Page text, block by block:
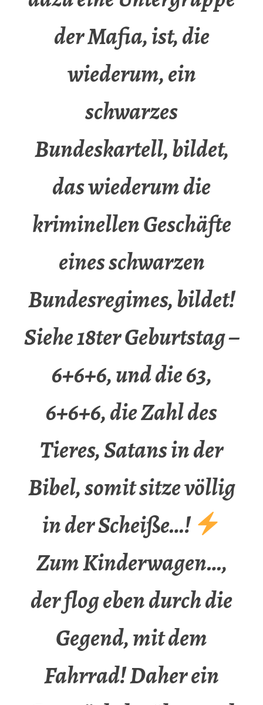
der Mafia, ist, die
wiederum, ein
schwarzes
Bundeskartell, bildet,
das wiederum die
kriminellen Geschäfte
eines schwarzen
Bundesregimes, bildet!
Siehe 18ter Geburtstag –
6+6+6, und die 63,
6+6+6, die Zahl des
Tieres, Satans in der
Bibel, somit sitze völlig
in der Scheiße…!
Zum Kinderwagen…,
der flog eben durch die
Gegend, mit dem
Fahrrad! Daher ein